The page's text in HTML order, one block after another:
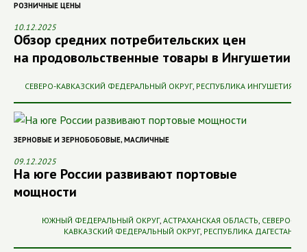
РОЗНИЧНЫЕ ЦЕНЫ
10.12.2025
Обзор средних потребительских цен
на продовольственные товары в Ингушетии
СЕВЕРО-КАВКАЗСКИЙ ФЕДЕРАЛЬНЫЙ ОКРУГ, РЕСПУБЛИКА ИНГУШЕТИЯ
ЗЕРНОВЫЕ И ЗЕРНОБОБОВЫЕ, МАСЛИЧНЫЕ
09.12.2025
На юге России развивают портовые
мощности
ЮЖНЫЙ ФЕДЕРАЛЬНЫЙ ОКРУГ, АСТРАХАНСКАЯ ОБЛАСТЬ СЕВЕРО-
КАВКАЗСКИЙ ФЕДЕРАЛЬНЫЙ ОКРУГ, РЕСПУБЛИКА ДАГЕСТАН